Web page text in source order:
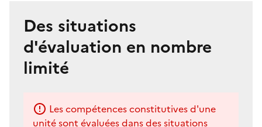
Des situations
d'évaluation en nombre
limité
Les compétences constitutives d'une
unité sont évaluées dans des situations